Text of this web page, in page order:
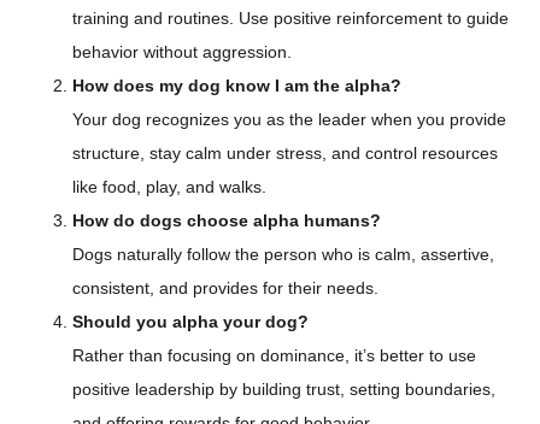
training and routines. Use positive reinforcement to guide
behavior without aggression.
How does my dog know I am the alpha?
Your dog recognizes you as the leader when you provide
structure, stay calm under stress, and control resources
like food, play, and walks.
How do dogs choose alpha humans?
Dogs naturally follow the person who is calm, assertive,
consistent, and provides for their needs.
Should you alpha your dog?
Rather than focusing on dominance, it’s better to use
positive leadership by building trust, setting boundaries,